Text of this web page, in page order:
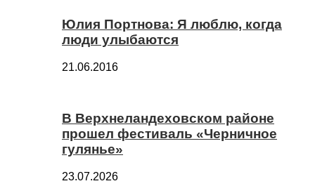
Юлия Портнова: Я люблю, когда
люди улыбаются
21.06.2016
В Верхнеландеховском районе
прошел фестиваль «Черничное
гулянье»
23.07.2026